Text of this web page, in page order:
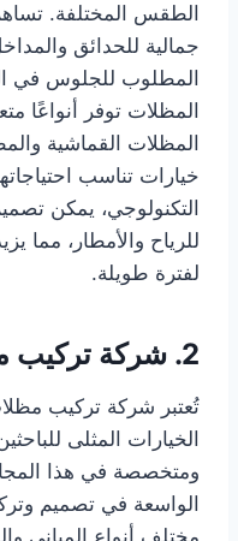
الطقس المختلفة.
جمالية للحدائق
المطلوب للجلوس في
المظلات توفر أنواعًا
المظلات القماشية
خيارات تناسب
التكنولوجي، يمكن
للرياح والأمطار، مما
لفترة طويلة.
2. شركة تركيب مظلات دبي
تُعتبر شركة تركيب
الخيارات المثلى
ومتخصصة في هذا
الواسعة في تصميم